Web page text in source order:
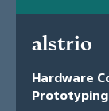
alstrio
Hardware